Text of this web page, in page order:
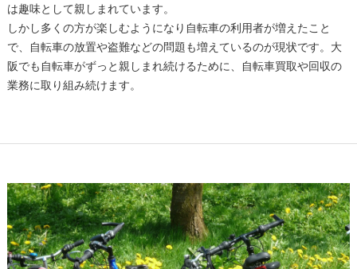
は趣味として親しまれています。
しかし多くの方が楽しむようになり自転車の利用者が増えたこと
で、自転車の放置や盗難などの問題も増えているのが現状です。大
阪でも自転車がずっと親しまれ続けるために、自転車買取や回収の
業務に取り組み続けます。